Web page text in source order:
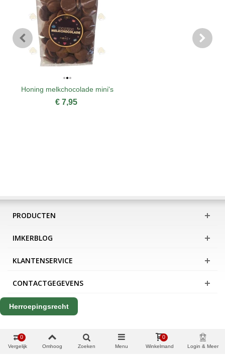
Honing melkchocolade mini's
€ 7,95
PRODUCTEN
IMKERBLOG
KLANTENSERVICE
CONTACTGEGEVENS
Herroepingsrecht
Vergelijk
0
Omhoog Zoeken Menu Winkelmand
0
Login & Meer